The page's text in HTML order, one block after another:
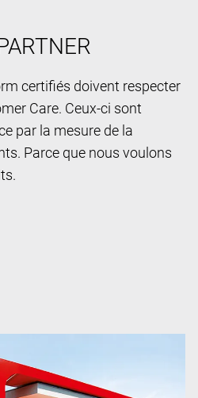
certifiés doivent respecter
Care. Ceux-ci sont
par la mesure de la
Parce que nous voulons